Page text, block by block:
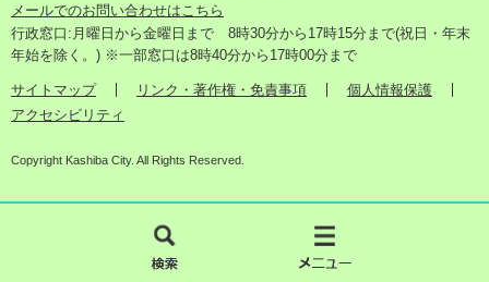
メールでのお問い合わせはこちら
行政窓口:月曜日から金曜日まで 8時30分から17時15分まで(祝日・年末
年始を除く。) ※一部窓口は8時40分から17時00分まで
サイトマップ リンク・著作権・免責事項
個人情報保護
アクセシビリティ
Copyright Kashiba City. All Rights Reserved.